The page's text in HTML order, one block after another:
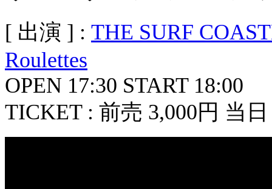
[ 出演 ] : THE SURF
Roulettes
OPEN 17:30 START 18:00
TICKET : 前売 3,000円 当